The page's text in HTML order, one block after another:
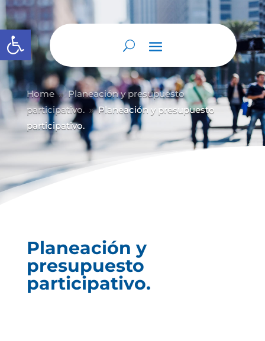
Abrir barra de herramientas
Home 9 Planeación y presupuesto
participativo. 9 Planeación y presupuesto
participativo.
Planeación y
presupuesto
participativo.